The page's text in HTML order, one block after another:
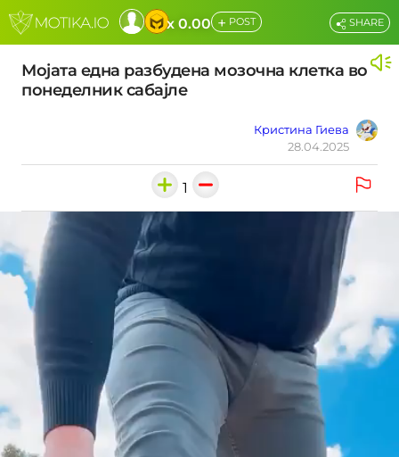
x 0.00 + POST
Мојата една разбудена мозочна клетка во
понеделник сабајле
Кристина Гиева
28.04.2025
SHARE
1